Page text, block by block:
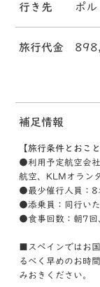
行き先 ポ
旅行代金
補足情報
【旅行条件とおこ
●利用予定航空会
航空、KLMオラン
●最少催行人員：8
●添乗員：同行い
●食事回数：朝7回
■スペインではお
るべく早めのお時
みおきください。